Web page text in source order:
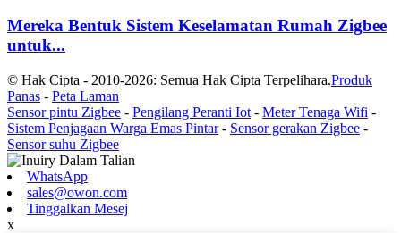
Mereka Bentuk Sistem Keselamatan Rumah Zigbee
untuk...
© Hak Cipta - 2010-2026: Semua Hak Cipta Terpelihara.Produk
Panas - Peta Laman
Sensor pintu Zigbee - Pengilang Peranti Iot - Meter Tenaga Wifi -
Sistem Penjagaan Warga Emas Pintar- Sensor gerakan Zigbee -
Sensor suhu Zigbee
WhatsApp
sales@owon.com
Tinggalkan Mesej
x